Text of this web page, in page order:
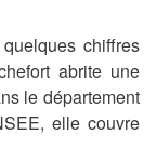
chiffres
abrite une
le département
elle couvre